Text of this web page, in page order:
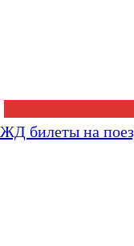
ЖД билеты на